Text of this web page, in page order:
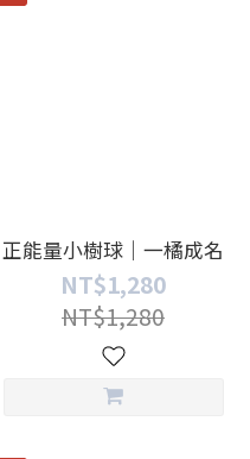
正能量小樹球｜一橘成名
NT$1,280
NT$1,280